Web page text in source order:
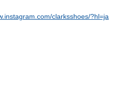
clarksshoes/?hl=ja